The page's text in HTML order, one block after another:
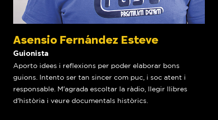
Asensio Fernández Esteve
Guionista
Aporto idees i reflexions per poder elaborar bons
guions. Intento ser tan sincer com puc, i soc atent i
responsable. M'agrada escoltar la ràdio, llegir llibres
d'història i veure documentals històrics.